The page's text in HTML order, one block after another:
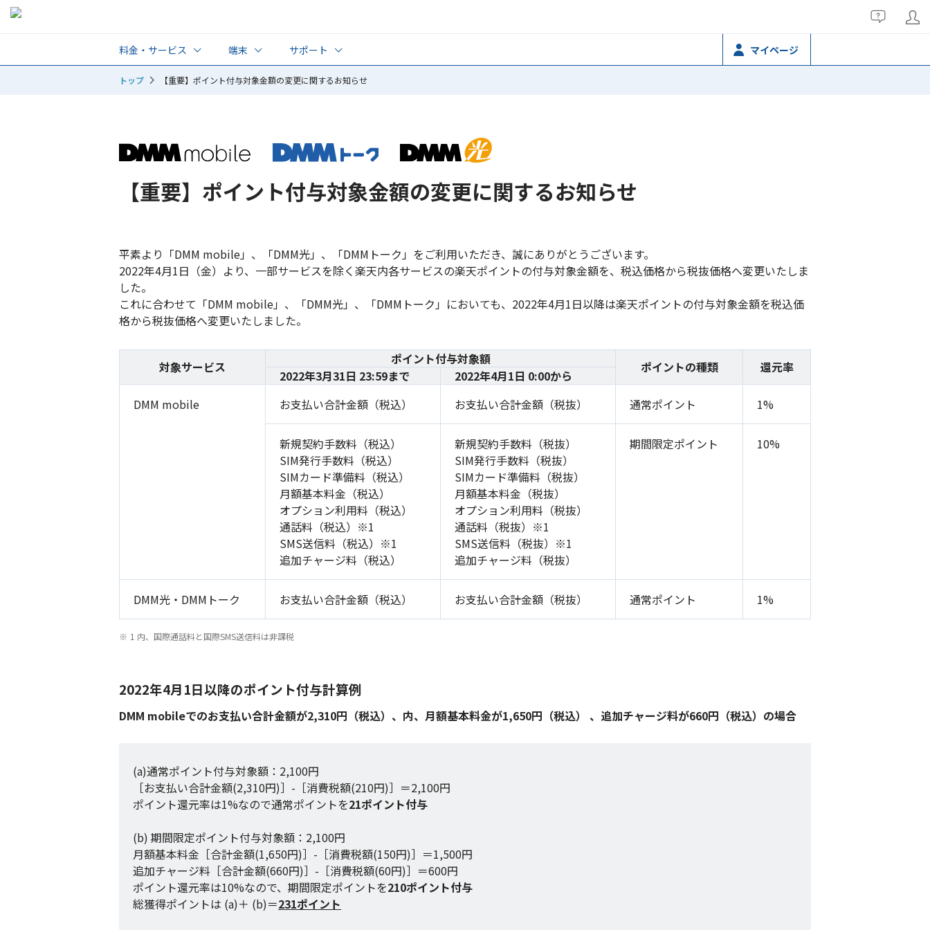
料金・サービス
プラン・料金
端末
動作確認端末一覧
サポート
よくある質問
使い方サポート
マイページ
トップ 【重要】ポイント付与対象金額の変更に関するお知らせ
【重要】ポイント付与対象金額の変更に関するお知らせ
平素より「DMM mobile」、「DMM光」、「DMMトーク」をご利用いただき、誠にありがとうございます。
2022年4月1日（金）より、一部サービスを除く楽天内各サービスの楽天ポイントの付与対象金額を、税込価格から税抜価格へ変更いたしま
した。
これに合わせて「DMM mobile」、「DMM光」、「DMMトーク」においても、2022年4月1日以降は楽天ポイントの付与対象金額を税込価
格から税抜価格へ変更いたしました。
対象サービス ポイント付与対象額 ポイントの種類 還元率
2022年3月31日 23:59まで
2022年4月1日 0:00から
DMM mobile
お支払い合計金額（税込） お支払い合計金額（税抜） 通常ポイント 1%
新規契約手数料（税込）
SIM発行手数料（税込）
SIMカード準備料（税込）
月額基本料金（税込）
オプション利用料（税込）
通話料（税込）※1
SMS送信料（税込）※1
追加チャージ料（税込）
新規契約手数料（税抜）
SIM発行手数料（税抜）
SIMカード準備料（税抜）
月額基本料金（税抜）
オプション利用料（税抜）
通話料（税抜）※1
SMS送信料（税抜）※1
追加チャージ料（税抜）
期間限定ポイント 10%
DMM光・DMMトーク お支払い合計金額（税込） お支払い合計金額（税抜） 通常ポイント 1%
1 内、国際通話料と国際SMS送信料は非課税
2022年4月1日以降のポイント付与計算例
DMM mobileでのお支払い合計金額が2,310円（税込）、内、月額基本料金が1,650円（税込） 、追加チャージ料が660円（税込）の場合
(a)通常ポイント付与対象額：2,100円
［お支払い合計金額(2,310円)］-［消費税額(210円)］＝2,100円
ポイント還元率は1%なので通常ポイントを21ポイント付与
(b) 期間限定ポイント付与対象額：2,100円
月額基本料金［合計金額(1,650円)］-［消費税額(150円)］＝1,500円
追加チャージ料［合計金額(660円)］-［消費税額(60円)］＝600円
ポイント還元率は10%なので、期間限定ポイントを210ポイント付与
総獲得ポイントは (a)＋ (b)＝231ポイント